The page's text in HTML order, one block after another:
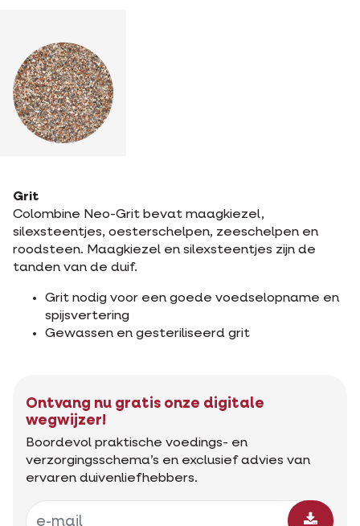
Grit
Colombine Neo-Grit bevat maagkiezel,
silexsteentjes, oesterschelpen, zeeschelpen en
roodsteen. Maagkiezel en silexsteentjes zijn de
tanden van de duif.
Grit nodig voor een goede voedselopname en
spijsvertering
Gewassen en gesteriliseerd grit
Ontvang nu gratis onze digitale
wegwijzer!
Boordevol praktische voedings- en
verzorgingsschema’s en exclusief advies van
ervaren duivenliefhebbers.